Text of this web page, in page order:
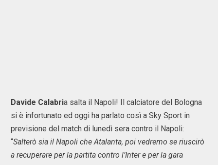
Davide Calabria salta il Napoli! Il calciatore del Bologna
si è infortunato ed oggi ha parlato così a Sky Sport in
previsione del match di lunedì sera contro il Napoli:
“Salterò sia il Napoli che Atalanta, poi vedremo se riuscirò
a recuperare per la partita contro l’Inter e per la gara